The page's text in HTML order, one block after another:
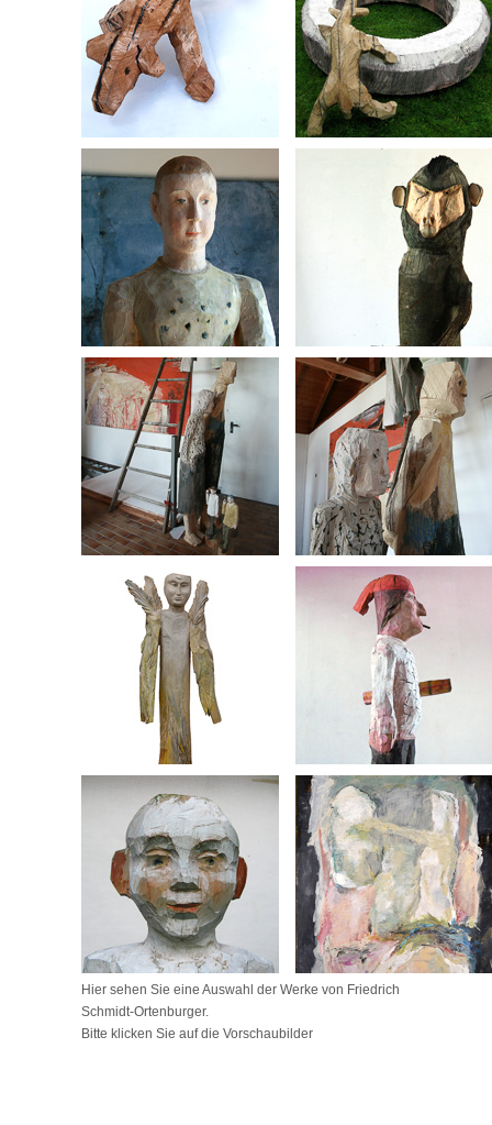
Hier sehen Sie eine Auswahl der Werke von Friedrich
Schmidt-Ortenburger.
Bitte klicken Sie auf die Vorschaubilder